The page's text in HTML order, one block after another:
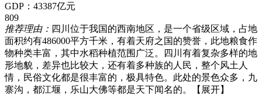
GDP：43387亿元
809
推荐理由： 四川位于我国的西南地区，是一个省级区域，占地
面积约有486000平方千米，有着天府之国的赞誉，此地粮食作
物种类丰富，其中水稻种植范围广泛。四川有着复杂多样的地
形地貌，差异也比较大，还有着多种族的人民，整个风土人
情，民俗文化都是很丰富的，极具特色。此处的景色众多，九
寨沟，都江堰，乐山大佛等都是天下闻名的。
【展开】